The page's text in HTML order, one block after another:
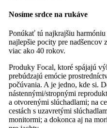
Nosíme srdce na rukáve
Ponúkať tú najkrajšiu
najlepšie pocity pre nadšencov
viac ako 40 rokov.
Produky Focal, ktoré spájajú
prebúdzajú emócie
počúvania. A je jedno, kde si.
nástennými/stropnými
a otvorenými slúchadlami; na
cestách s uzavretými
monitormi; a dokonca aj na